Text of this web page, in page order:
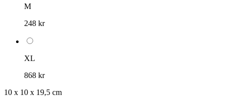
M
248 kr
XL
868 kr
10 x 10 x 19,5 cm